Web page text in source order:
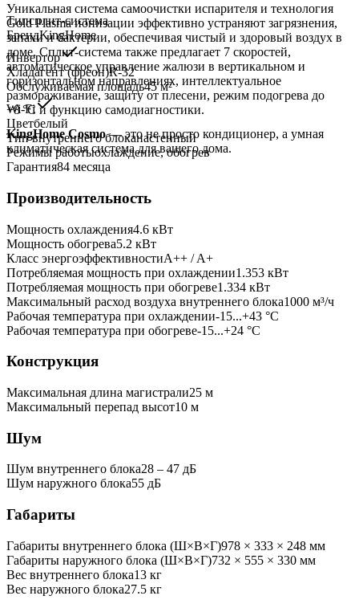
Уникальная система самоочистки испарителя и технология
Gold Plasma ионизации эффективно устраняют загрязнения,
запахи и бактерии, обеспечивая чистый и здоровый воздух в
доме. Сплит-система также предлагает 7 скоростей,
автоматическое управление жалюзи в вертикальном и
горизонтальном направлениях, интеллектуальное
размораживание, защиту от плесени, режим подогрева до
+8 °C и функцию самодиагностики.
KingHome Cosmo— это не просто кондиционер, а умная
климатическая система для вашего дома.
Типсплит-система
БрендKingHome
Инвертор
Хладагент (фреон)R-32
Обслуживаемая площадь45м²
Wi-Fi
Цветбелый
Тип внутреннего блоканастенный
Режимы работыохлаждение, обогрев
Гарантия84 месяца
Производительность
Мощность охлаждения4.6 кВт
Мощность обогрева5.2 кВт
Класс энергоэффективностиA++ / A+
Потребляемая мощность при охлаждении1.353 кВт
Потребляемая мощность при обогреве1.334 кВт
Максимальный расход воздуха внутреннего блока1000 м³/ч
Рабочая температура при охлаждении-15...+43 °C
Рабочая температура при обогреве-15...+24 °C
Конструкция
Максимальная длина магистрали25 м
Максимальный перепад высот10 м
Шум
Шум внутреннего блока28 ‒ 47 дБ
Шум наружного блока55 дБ
Габариты
Габариты внутреннего блока (Ш×В×Г)978 × 333 × 248 мм
Габариты наружного блока (Ш×В×Г)732 × 555 × 330 мм
Вес внутреннего блока13 кг
Вес наружного блока27.5 кг